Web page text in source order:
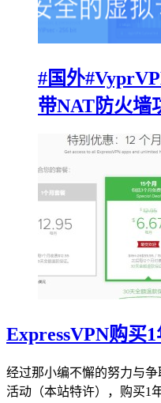
#国外
带NAT防火墙
ExpressVPN购买
经过那小编不懈的努力与
活动（本站特许），购买1